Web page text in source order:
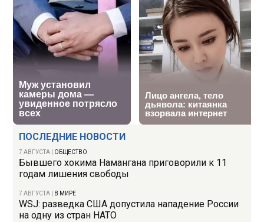
ПОСЛЕДНИЕ НОВОСТИ
7 АВГУСТА ОБЩЕСТВО
Бывшего хокима Намангана приговорили к 11
годам лишения свободы
7 АВГУСТА В МИРЕ
WSJ: разведка США допустила нападение России
на одну из стран НАТО